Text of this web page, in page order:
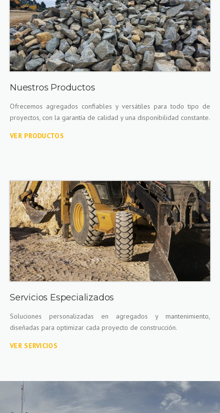
Nuestros Productos
Ofrecemos agregados confiables y versátiles para todo tipo de
proyectos, con la garantía de calidad y una disponibilidad constante.
VER PRODUCTOS
Servicios Especializados
Soluciones personalizadas en agregados y mantenimiento,
diseñadas para optimizar cada proyecto de construcción.
VER SERVICIOS